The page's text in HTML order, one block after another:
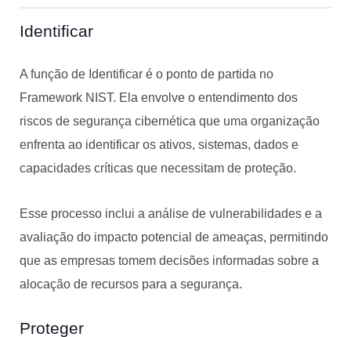
Identificar
A função de Identificar é o ponto de partida no
Framework NIST. Ela envolve o entendimento dos
riscos de segurança cibernética que uma organização
enfrenta ao identificar os ativos, sistemas, dados e
capacidades críticas que necessitam de proteção.
Esse processo inclui a análise de vulnerabilidades e a
avaliação do impacto potencial de ameaças, permitindo
que as empresas tomem decisões informadas sobre a
alocação de recursos para a segurança.
Proteger